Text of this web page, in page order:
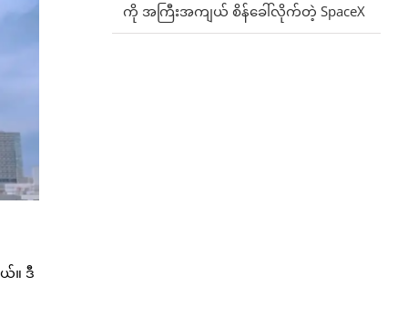
။ ဒီ
ကို အကြီးအကျယ် စိန်ခေါ်လိုက်တဲ့ SpaceX